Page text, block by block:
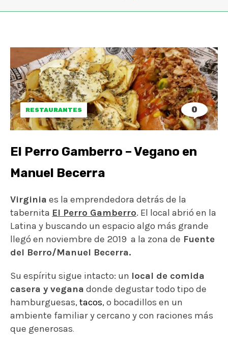
RESTAURANTES 0
El Perro Gamberro – Vegano en
Manuel Becerra
Virginia es la emprendedora detrás de la
tabernita El Perro Gamberro. El local abrió en la
Latina y buscando un espacio algo más grande
llegó en noviembre de 2019 a la zona de Fuente
del Berro/Manuel Becerra.
Su espíritu sigue intacto: un local de comida
casera y vegana donde degustar todo tipo de
hamburguesas, tacos, o bocadillos en un
ambiente familiar y cercano y con raciones más
que generosas.